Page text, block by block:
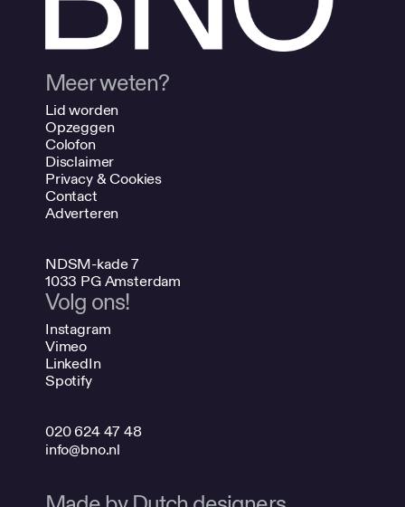
Meer weten?
Lid worden
Opzeggen
Colofon
Disclaimer
Privacy & Cookies
Contact
Adverteren
NDSM-kade 7
1033 PG Amsterdam
Volg ons!
Instagram
Vimeo
LinkedIn
Spotify
020 624 47 48
info@bno.nl